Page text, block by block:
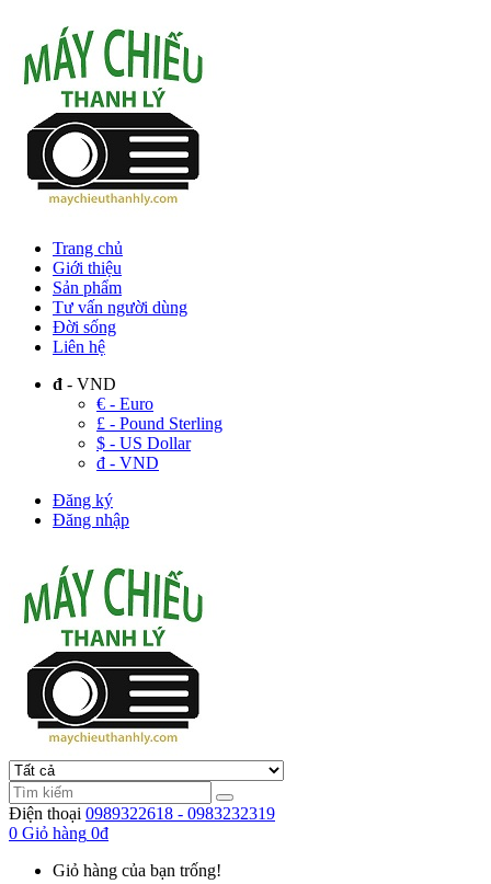
Trang chủ
Giới thiệu
Sản phẩm
Tư vấn người dùng
Đời sống
Liên hệ
đ - VND
€ - Euro
£ - Pound Sterling
$ - US Dollar
đ - VND
Đăng ký
Đăng nhập
Điện thoại 0989322618 - 0983232319
0 Giỏ hàng 0đ
Giỏ hàng của bạn trống!